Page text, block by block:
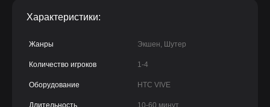
Характеристики:
Жанры Экшен, Шутер
Количество игроков 1-4
Оборудование HTC VIVE
Длительность 10-60 минут